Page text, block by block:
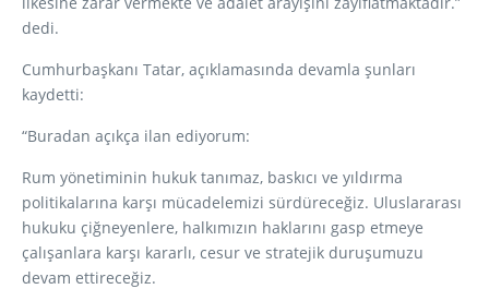
dedi.
Cumhurbaşkanı Tatar, açıklamasında devamla şunları
kaydetti:
“Buradan açıkça ilan ediyorum:
Rum yönetiminin hukuk tanımaz, baskıcı ve yıldırma
politikalarına karşı mücadelemizi sürdüreceğiz. Uluslararası
hukuku çiğneyenlere, halkımızın haklarını gasp etmeye
çalışanlara karşı kararlı, cesur ve stratejik duruşumuzu
devam ettireceğiz.